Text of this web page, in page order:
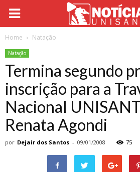
Home Natação
Natação
Termina segundo
inscrição para a
Nacional
Renata Agondi
por Dejair dos Santos - 09/01/2008 75